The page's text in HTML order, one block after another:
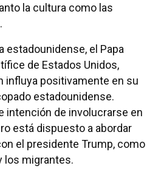
la cultura como las
estadounidense, el Papa
de Estados Unidos,
influya positivamente en su
estadounidense.
intención de involucrarse en
está dispuesto a abordar
el presidente Trump, como
los migrantes.